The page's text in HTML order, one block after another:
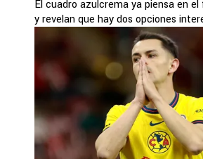
El cuadro azulcrema ya piensa en
y revelan que hay dos opciones